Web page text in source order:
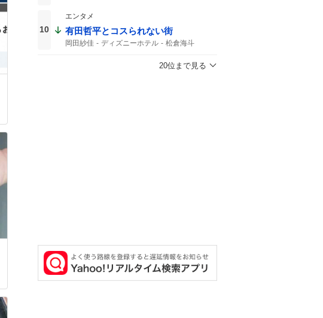
10
エンタメ
有田哲平とコスられない街
岡田紗佳 ディズニーホテル 松倉海斗
20位まで見る